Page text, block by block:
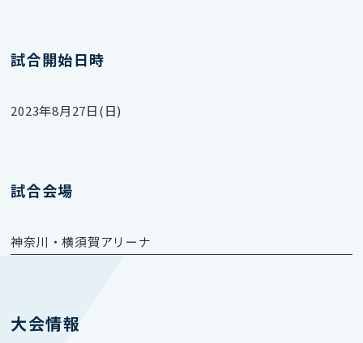
試合開始日時
2023年8月27日(日)
試合会場
神奈川・横須賀アリーナ
大会情報